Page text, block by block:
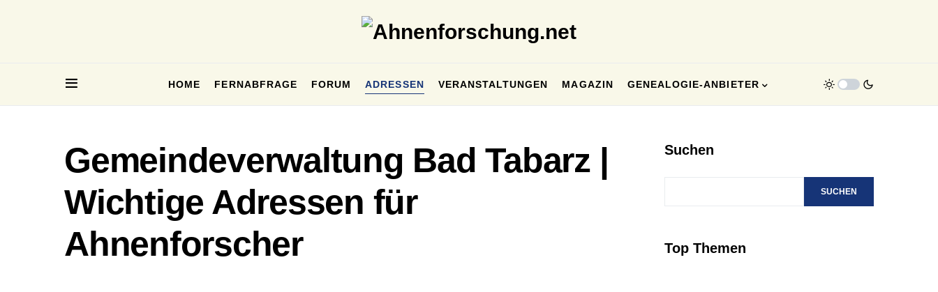
HOME FERNABFRAGE FORUM ADRESSEN VERANSTALTUNGEN MAGAZIN GENEALOGIE-ANBIETER
Gemeindeverwaltung Bad Tabarz |
Wichtige Adressen für
Ahnenforscher
Suchen
SUCHEN
Top Themen